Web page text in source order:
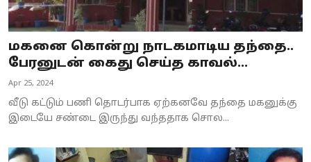
மகனை கொன்று நாடகமாடிய தந்தை..
பேரனுடன் கைது செய்த காவல்...
Apr 25, 2024
வீடு கட்டும் பணி தொடர்பாக ஏற்கனவே தந்தை மகனுக்கு
இடையே சண்டை இருந்து வந்ததாக சொல...